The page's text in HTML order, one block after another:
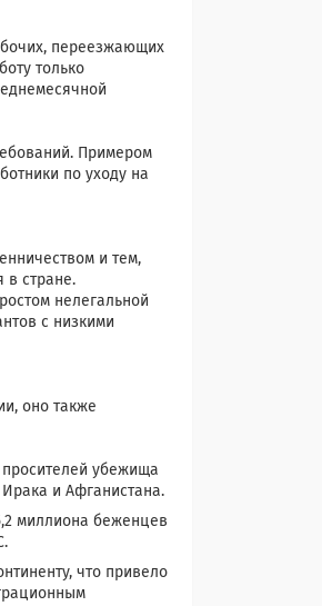
переезжающих
только
Примером
по уходу на
и тем,
в стране.
нелегальной
с низкими
оно также
убежища
и Афганистана.
миллиона беженцев
что привело